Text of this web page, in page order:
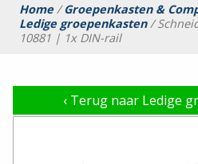
Home/Groepenkasten &
Ledige groepenkasten/
10881 | 1x DIN-rail
‹Terug naar Ledige